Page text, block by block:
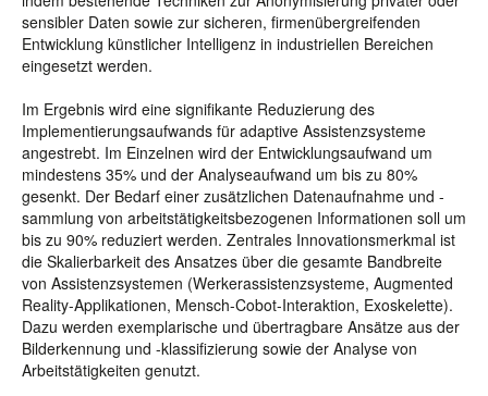
sensibler Daten sowie zur sicheren, firmenübergreifenden
Entwicklung künstlicher Intelligenz in industriellen Bereichen
eingesetzt werden.
Im Ergebnis wird eine signifikante Reduzierung des
Implementierungsaufwands für adaptive Assistenzsysteme
angestrebt. Im Einzelnen wird der Entwicklungsaufwand um
mindestens 35% und der Analyseaufwand um bis zu 80%
gesenkt. Der Bedarf einer zusätzlichen Datenaufnahme und -
sammlung von arbeitstätigkeitsbezogenen Informationen soll um
bis zu 90% reduziert werden. Zentrales Innovationsmerkmal ist
die Skalierbarkeit des Ansatzes über die gesamte Bandbreite
von Assistenzsystemen (Werkerassistenzsysteme, Augmented
Reality-Applikationen, Mensch-Cobot-Interaktion, Exoskelette).
Dazu werden exemplarische und übertragbare Ansätze aus der
Bilderkennung und -klassifizierung sowie der Analyse von
Arbeitstätigkeiten genutzt.